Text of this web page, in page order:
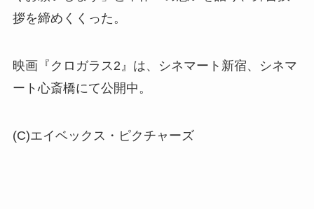
拶を締めくくった。
映画『クロガラス2』は、シネマート新宿、シネマ
ート心斎橋にて公開中。
(C)エイベックス・ピクチャーズ